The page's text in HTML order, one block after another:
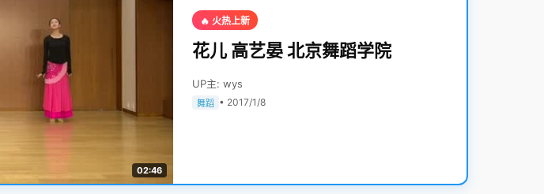
02:46
🔥 火热上新
花儿 高艺晏 北京舞蹈学院
UP主: wys
舞蹈 • 2017/1/8